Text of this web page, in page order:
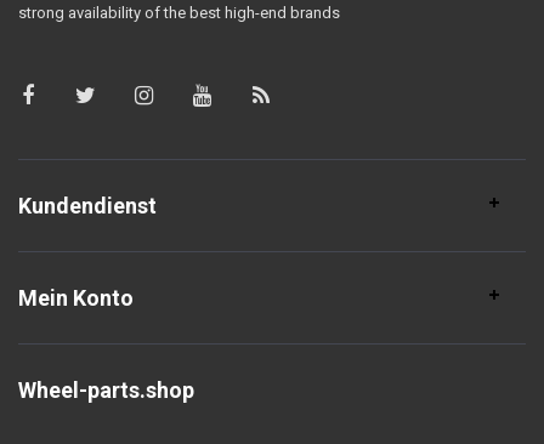
strong availability of the best high-end brands
Kundendienst
Mein Konto
Wheel-parts.shop